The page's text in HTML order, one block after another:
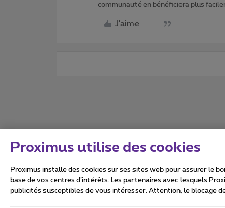
communauté en bénéficiera plus
J'aime
Tous droits réservés. ©2026
Proximus utilise des cookies
Proximus installe des cookies sur ses sites web pour assurer le
base de vos centres d’intérêts. Les partenaires avec lesquels
publicités susceptibles de vous intéresser. Attention, le blocage